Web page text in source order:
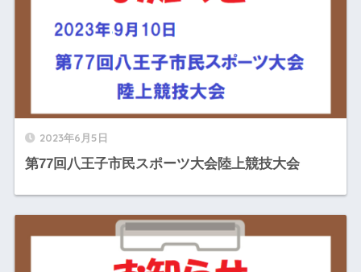
2023年6月5日
第77回八王子市民スポーツ大会陸上競技大会